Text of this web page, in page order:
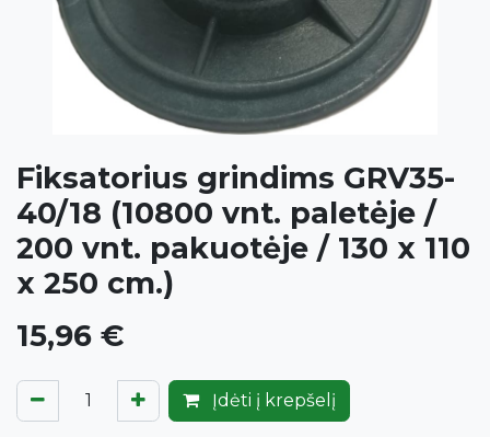
Fiksatorius grindims GRV35-
40/18 (10800 vnt. paletėje /
200 vnt. pakuotėje / 130 x 110
x 250 cm.)
15,96 €
Įdėti į krepšelį